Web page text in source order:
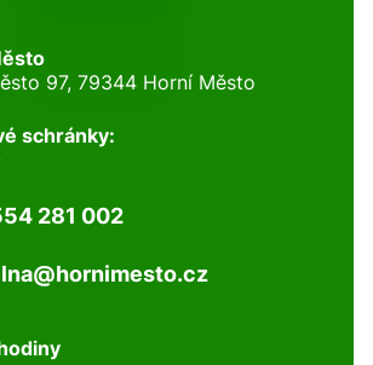
97, 79344 Horní Město
schránky:
281 002